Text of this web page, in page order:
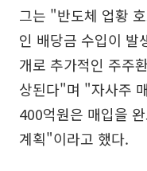
그는 "반도체 업황
인 배당금 수입이 발
개로 추가적인 주주
상된다"며 "자사주
400억원은 매입을
계획"이라고 했다.